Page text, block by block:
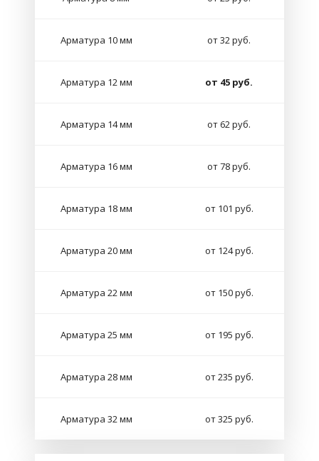
Арматура 10 мм от 32 руб.
Арматура 12 мм от 45 руб.
Арматура 14 мм от 62 руб.
Арматура 16 мм от 78 руб.
Арматура 18 мм от 101 руб.
Арматура 20 мм от 124 руб.
Арматура 22 мм от 150 руб.
Арматура 25 мм от 195 руб.
Арматура 28 мм от 235 руб.
Арматура 32 мм от 325 руб.